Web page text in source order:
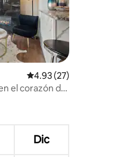
Calificación
4.93 (27)
el corazón de
Dic